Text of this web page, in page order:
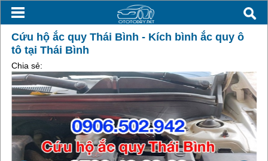
Cứu hộ ắc quy Thái Bình - Kích bình ắc quy ô
tô tại Thái Bình
Chia sẻ: